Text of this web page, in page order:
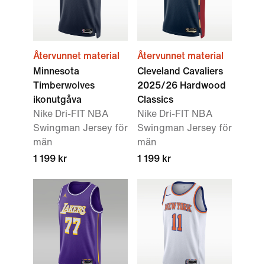
Återvunnet material
Minnesota
Timberwolves
ikonutgåva
Nike Dri-FIT NBA
Swingman Jersey för
män
1 199 kr
Återvunnet material
Cleveland Cavaliers
2025/26 Hardwood
Classics
Nike Dri-FIT NBA
Swingman Jersey för
män
1 199 kr